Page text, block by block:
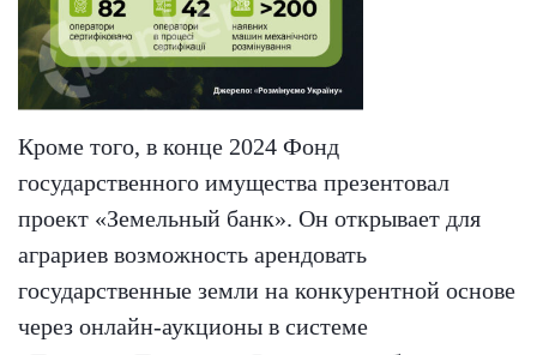
Кроме того, в конце 2024 Фонд
государственного имущества презентовал
проект «Земельный банк». Он открывает для
аграриев возможность арендовать
государственные земли на конкурентной основе
через онлайн-аукционы в системе